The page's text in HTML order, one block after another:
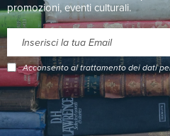
promozioni, eventi culturali.
Acconsento al trattamento dei dati